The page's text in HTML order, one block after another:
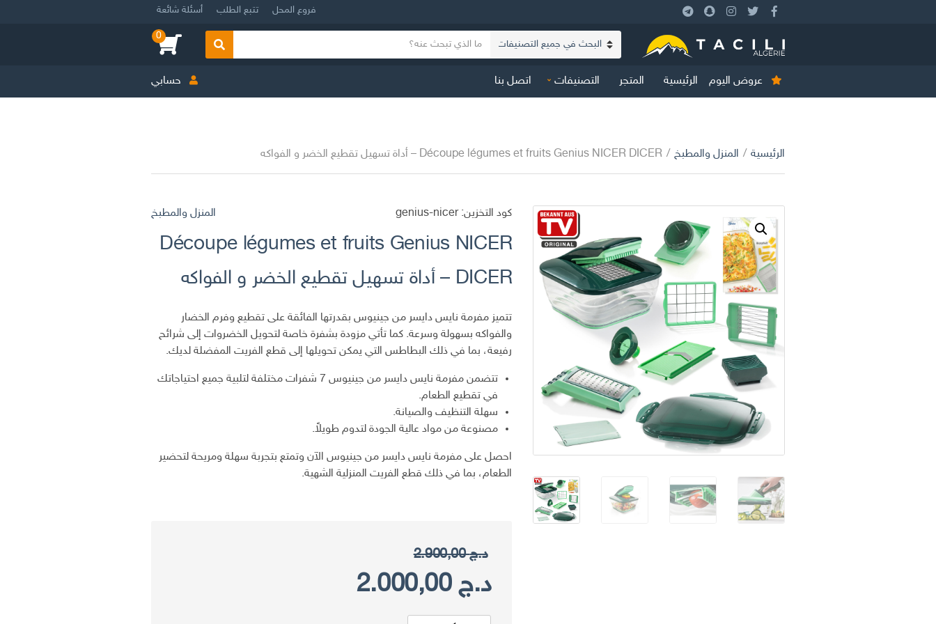
فروع المحل تتبع الطلب أسئلة شائعة
م
ا
ص
بحث
0
عروض اليوم الرئيسية المتجر التصنيفات اتصل بنا حسابي
الرئيسية / المنزل والمطبخ / Découpe légumes et fruits Genius NICER DICER – أداة تسهيل تقطيع الخضر و الفواكه
كود التخزين:genius-nicer المنزل والمطبخ
Découpe légumes et fruits Genius NICER
DICER – أداة تسهيل تقطيع الخضر و الفواكه
تتميز مفرمة نايس دايسر من جينيوس بقدرتها الفائقة على تقطيع وفرم الخضار
والفواكه بسهولة وسرعة. كما تأتي مزودة بشفرة خاصة لتحويل الخضروات إلى شرائح
رفيعة، بما في ذلك البطاطس التي يمكن تحويلها إلى قطع الفريت المفضلة لديك.
تتضمن مفرمة نايس دايسر من جينيوس 7 شفرات مختلفة لتلبية جميع احتياجاتك
في تقطيع الطعام.
سهلة التنظيف والصيانة.
مصنوعة من مواد عالية الجودة لتدوم طويلاً.
احصل على مفرمة نايس دايسر من جينيوس الآن وتمتع بتجربة سهلة ومريحة لتحضير
الطعام، بما في ذلك قطع الفريت المنزلية الشهية.
د.ج2.900,00
السعر
د.ج2.000,00
السعر